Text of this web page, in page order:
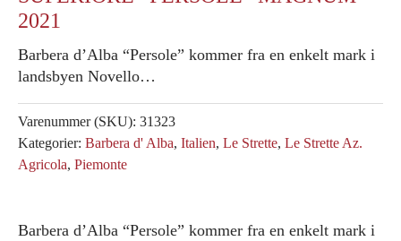
2021
Barbera d’Alba “Persole” kommer fra en enkelt mark i
landsbyen Novello…
Varenummer (SKU): 31323
Kategorier: Barbera d' Alba, Italien, Le Strette, Le Strette Az.
Agricola, Piemonte
Barbera d’Alba “Persole” kommer fra en enkelt mark i